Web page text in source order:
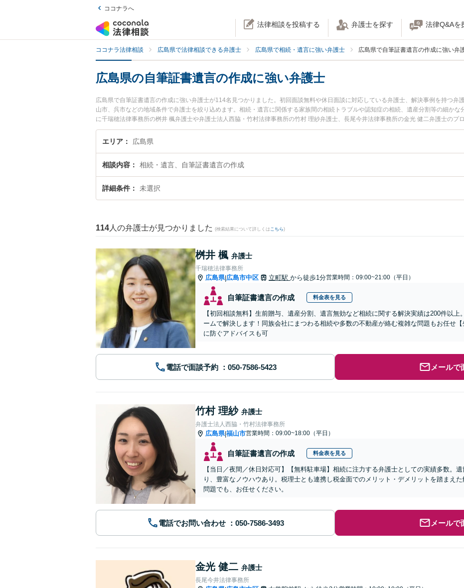
ココナラへ
法律相談を投稿する 弁護士を探す 法律Q&Aを
ココナラ法律相談 広島県で法律相談できる弁護士 広島県で相続・遺言に強い弁護士 広島県で自筆証書遺言の作成に強い弁
広島県の自筆証書遺言の作成に強い弁護士
広島県で自筆証書遺言の作成に強い弁護士が114名見つかりました。初回面談無料や休日面談に対応している弁護士、解決事例を持つ弁
山市、呉市などの地域条件で弁護士を絞り込めます。相続・遺言に関係する家族間の相続トラブルや認知症の相続、遺産分割等の細か
に千瑞穂法律事務所の桝井 楓弁護士や弁護士法人西脇・竹村法律事務所の竹村 理紗弁護士、長尾今井法律事務所の金光 健二弁護士のプ
注目されています。『広島県で土日や夜間に発生した自筆証書遺言の作成のトラブルを今すぐに弁護士に相談したい』『自筆証書遺言の
護士を検索したい』『初回相談無料で自筆証書遺言の作成を法律相談できる広島県内の弁護士に相談予約したい』などでお困りの相談者
エリア 広島県
相談内容 相続・遺言、自筆証書遺言の作成
詳細条件 未選択
114 人の弁護士が見つかりました (検索結果について詳しくは こちら)
桝井 楓 弁護士
千瑞穂法律事務所
広島県|広島市中区 立町駅 から徒歩1分営業時間：09:00~21:00（平日）
自筆証書遺言の作成 料金表を見る
【初回相談無料】生前贈与、遺産分割、遺言無効など相続に関する解決実績は200件以上
ームで解決します！同族会社にまつわる相続や多数の不動産が絡む複雑な問題もお任せ
に防ぐアドバイスも可
電話で面談予約 メールで
竹村 理紗 弁護士
弁護士法人西脇・竹村法律事務所
広島県|福山市営業時間：09:00~18:00（平日）
自筆証書遺言の作成 料金表を見る
【当日／夜間／休日対応可】【無料駐車場】相続に注力する弁護士としての実績多数。
り、豊富なノウハウあり。税理士とも連携し税金面でのメリット・デメリットを踏まえ
問題でも、お任せください。
電話でお問い合わせ メールで
金光 健二 弁護士
長尾今井法律事務所